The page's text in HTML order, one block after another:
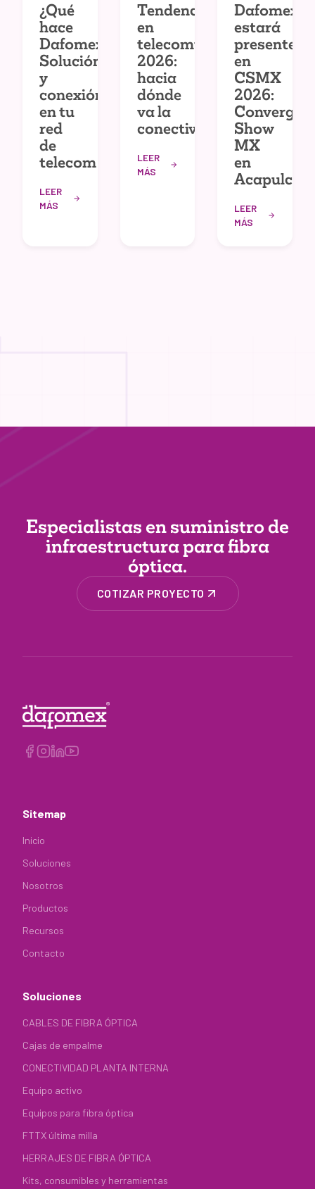
¿Qué
hace
Dafomex?
Solución
y
conexión
en tu
red
de
telecom
LEER
MÁS
Tendencias
en
telecomunicaciones
2026:
hacia
dónde
va la
conectividad
LEER
MÁS
Dafomex
estará
presente
en
CSMX
2026:
Show
MX
en
Acapulco
LEER
MÁS
Especialistas en suministro de
infraestructurapara fibra
óptica.
COTIZAR PROYECTO
Sitemap
Inicio
Soluciones
Nosotros
Productos
Recursos
Contacto
Soluciones
CABLES DE FIBRA ÓPTICA
Cajas de empalme
CONECTIVIDAD PLANTA INTERNA
Equipo activo
Equipos para fibra óptica
FTTX última milla
HERRAJES DE FIBRA ÓPTICA
Kits, consumibles y herramientas